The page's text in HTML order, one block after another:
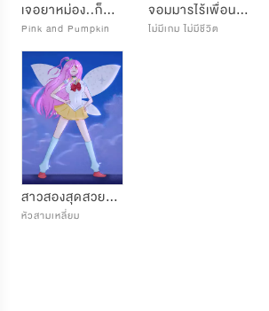
เจอยาหม่อง..ก็ม่องได้
Pink and Pumpkin
จอมมารไร้เพื่อนกับไอ้หนุ่มไม่เข้าสังคม
ไม่มีเกม ไม่มีชีวิต
สาวสองสุดสวยกับความบรรลัยของเธอ
หัวสามเหลี่ยม